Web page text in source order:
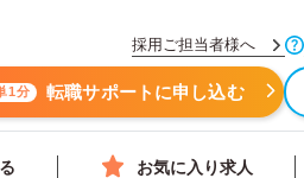
採用ご担当者様へ
1分 転職サポートに申し込む
お気に入り求人